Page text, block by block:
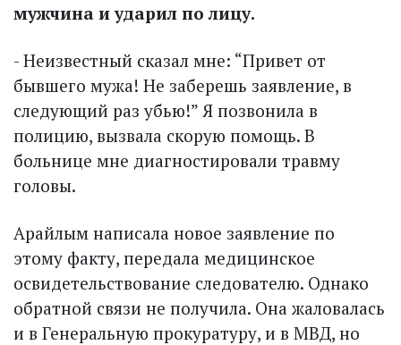
мужчина и ударил по лицу.
- Неизвестный сказал мне: “Привет от
бывшего мужа! Не заберешь заявление, в
следующий раз убью!” Я позвонила в
полицию, вызвала скорую помощь. В
больнице мне диагностировали травму
головы.
Арайлым написала новое заявление по
этому факту, передала медицинское
освидетельствование следователю. Однако
обратной связи не получила. Она жаловалась
и в Генеральную прокуратуру, и в МВД, но